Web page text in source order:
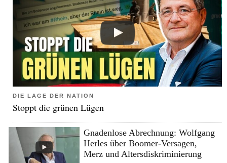
DIE LAGE DER NATION
Stoppt die grünen Lügen
Gnadenlose Abrechnung: Wolfgang
Herles über Boomer-Versagen,
Merz und Altersdiskriminierung